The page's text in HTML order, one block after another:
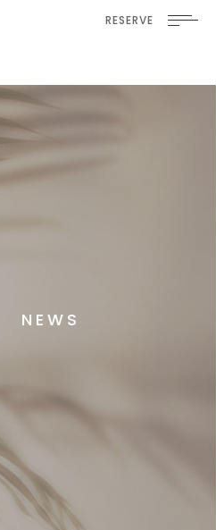
$insert in /home/hows/hows-
wp/wp-
hows-photostudio/functions.php
RESERVE
NEWS